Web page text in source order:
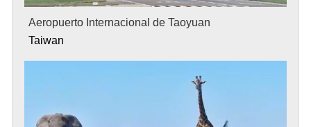
Aeropuerto Internacional de Taoyuan
Taiwan